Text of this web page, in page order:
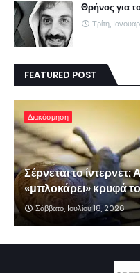
Θρήνος για
Τρίτη,
FEATURED POST
Διακόσμηση
Σέρνεται το
«μπλοκάρει» κρυφά
Σάββατο, Ιουλίου 18, 2026